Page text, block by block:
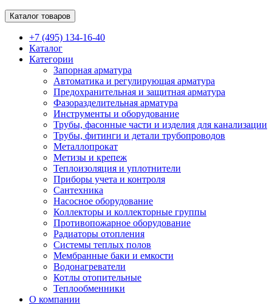
Каталог товаров
+7 (495) 134-16-40
Каталог
Категории
Запорная арматура
Автоматика и регулирующая арматура
Предохранительная и защитная арматура
Фазоразделительная арматура
Инструменты и оборудование
Трубы, фасонные части и изделия для канализации
Трубы, фитинги и детали трубопроводов
Металлопрокат
Метизы и крепеж
Теплоизоляция и уплотнители
Приборы учета и контроля
Сантехника
Насосное оборудование
Коллекторы и коллекторные группы
Противопожарное оборудование
Радиаторы отопления
Системы теплых полов
Мембранные баки и емкости
Водонагреватели
Котлы отопительные
Теплообменники
О компании